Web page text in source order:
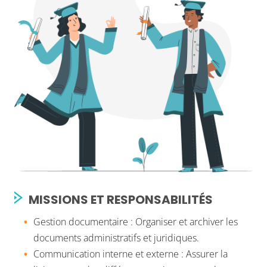
MISSIONS ET RESPONSABILITÉS
Gestion documentaire : Organiser et archiver les
documents administratifs et juridiques.
Communication interne et externe : Assurer la